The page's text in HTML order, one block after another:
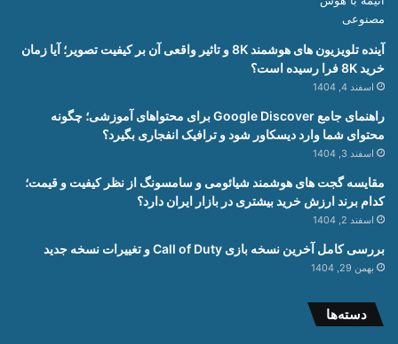
آینده تلویزیون های هوشمند 8K و تاثیر واقعی آن بر کیفیت تصویر؛ آیا زمان
خرید 8K فرا رسیده است؟
اسفند 4, 1404
راهنمای جامع Google Discover برای محتواهای آموزشی؛ چگونه
محتوای شما وارد دیسکاور شود و ترافیک انفجاری بگیرد؟
اسفند 3, 1404
مقایسه گجت های هوشمند شیائومی و سامسونگ از نظر کیفیت و قیمت؛
کدام برند ارزش خرید بیشتری در بازار ایران دارد؟
اسفند 2, 1404
بررسی کامل آخرین نسخه بازی Call of Duty و تغییرات نسخه جدید
بهمن 29, 1404
دسته‌ها